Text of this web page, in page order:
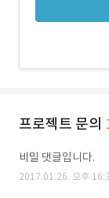
프로젝트 문의
비밀 댓글입니다.
2017.01.26. 오후